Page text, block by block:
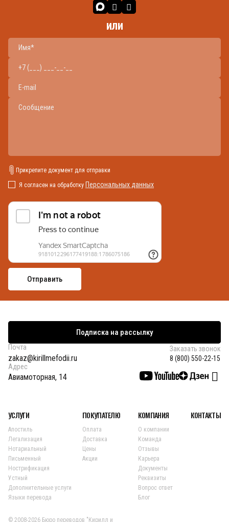
или
Прикрепите документ для отправки
Я согласен на обработку Персональных данных
Подписка на рассылку
Почта
zakaz@kirillmefodii.ru
Заказать звонок
8 (800) 550-22-15
Адрес
Авиамоторная, 14
УСЛУГИ
Апостиль
Легализация
Нотариальный
Письменный
Нострификация
Устный
Дополнительные услуги
Языки перевода
ПОКУПАТЕЛЮ
Оплата
Доставка
Цены
Акции
КОМПАНИЯ
О компании
Команда
Отзывы
Карьера
Документы
Реквизиты
Вопрос ответ
Блог
КОНТАКТЫ
© 2008-2026 Бюро переводов "Кирилл и